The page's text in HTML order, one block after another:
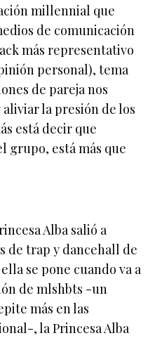
millennial que
de comunicación
más representativo
personal), tema
de pareja nos
la presión de los
está decir que
grupo, está más que
Alba salió a
de trap y dancehall de
se pone cuando va a
de mlshbts -un
más en las
, la Princesa Alba